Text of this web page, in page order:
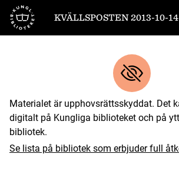
Till startsidan
KVÄLLSPOSTEN 2013-10-14
Materialet är upphovsrättsskyddat. Det
digitalt på Kungliga biblioteket och på
bibliotek.
Se lista på bibliotek som erbjuder full